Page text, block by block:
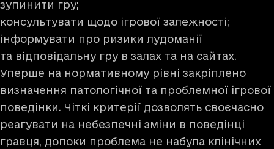
зупинити гру;
консультувати щодо ігрової залежності;
інформувати про ризики лудоманії
та відповідальну гру в залах та на сайтах.
Уперше на нормативному рівні закріплено
визначення патологічної та проблемної ігрової
поведінки. Чіткі критерії дозволять своєчасно
реагувати на небезпечні зміни в поведінці
гравця, допоки проблема не набула клінічних